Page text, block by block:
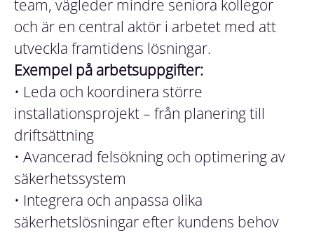
team, vägleder mindre seniora kollegor
och är en central aktör i arbetet med att
utveckla framtidens lösningar.
Exempel på arbetsuppgifter:
• Leda och koordinera större
installationsprojekt – från planering till
driftsättning
• Avancerad felsökning och optimering av
säkerhetssystem
• Integrera och anpassa olika
säkerhetslösningar efter kundens behov